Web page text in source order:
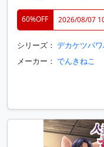
60%OFF 2026/08/07
シリーズ： デカケツパ
メーカー： でんきねこ